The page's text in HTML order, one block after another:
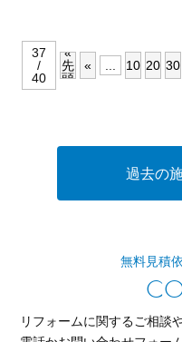
37
/
40
«
先
頭
« 10 20 30
過去の
無料見積
リフォームに関するご相談